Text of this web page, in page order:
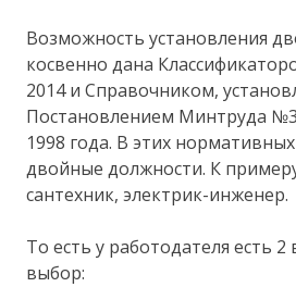
Возможность установления
косвенно дана
2014 и Справочником,
Постановлением Минтруда
1998 года. В этих нормативных
двойные должности. К
сантехник, электрик-инженер.
То есть у работодателя есть 2
выбор: